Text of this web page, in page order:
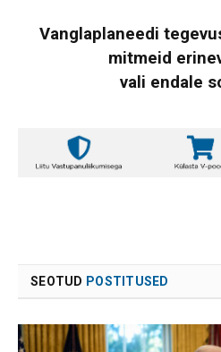
Vanglaplaneedi
mitmeid
vali endale
SEOTUD POSTITUSED